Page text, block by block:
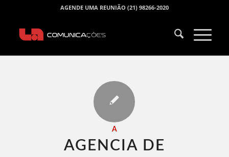
AGENDE UMA REUNIÃO (21) 98266-2020
A
AGENCIA DE